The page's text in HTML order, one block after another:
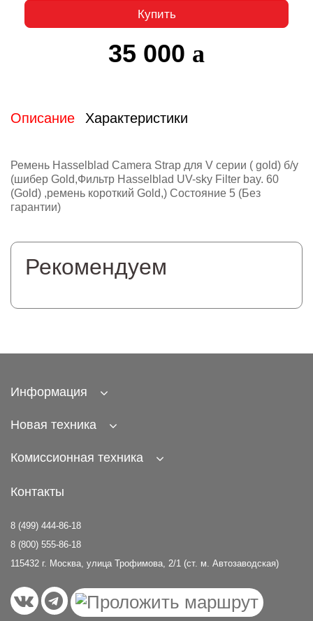
Купить
35 000
Описание Характеристики
Ремень Hasselblad Camera Strap для V серии ( gold) б/у
(шибер Gold,Фильтр Hasselblad UV-sky Filter bay. 60
(Gold) ,ремень короткий Gold,) Состояние 5 (Без
гарантии)
Рекомендуем
Информация
Новая техника
Комиссионная техника
Контакты
8 (499) 444-86-18
8 (800) 555-86-18
115432 г. Москва, улица Трофимова, 2/1 (ст. м. Автозаводская)